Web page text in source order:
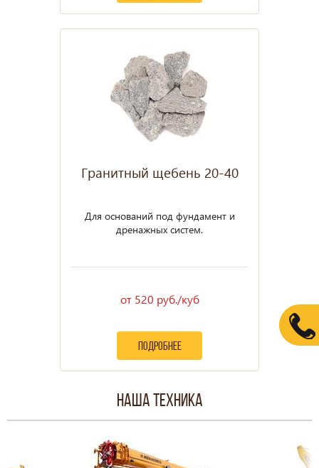
Гранитный щебень 20-40
Для оснований под фундамент и
дренажных систем.
от 520 руб./куб
подробнее
Наша техника